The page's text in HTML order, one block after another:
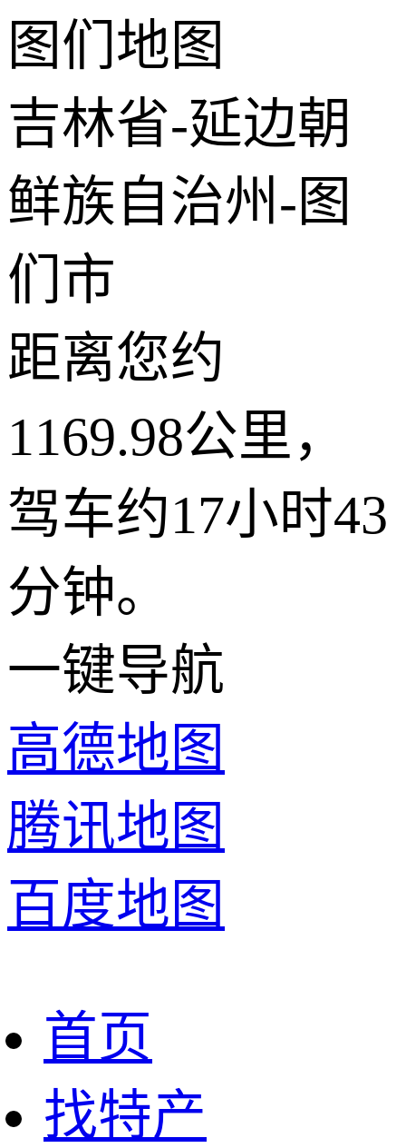
图们地图
2 公里
© 2026 AutoNavi - GS(2019)6379号
吉林省-延边朝
鲜族自治州-图
们市
距离您约
1169.98公里，
驾车约17小时43
分钟。
一键导航
高德地图
腾讯地图
百度地图
首页
找特产